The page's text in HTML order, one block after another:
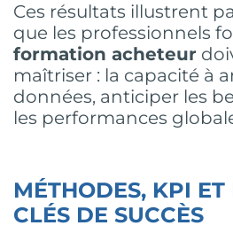
Ces résultats illustrent
que les professionnels
formation acheteur
maîtriser : la capacité à
données, anticiper les
les performances
MÉTHODES, KPI ET
CLÉS DE SUCCÈS